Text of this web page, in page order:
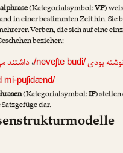
(Kategorialsymbol:VP)
in einer bestimmten Zeit hin. Sie
Verben, die sich auf eine
beziehen:
نوشته بودی/neveʃte budi/،داشتند
mi-puʃidænd/
(Kategorialsymbol:IP)
dar.